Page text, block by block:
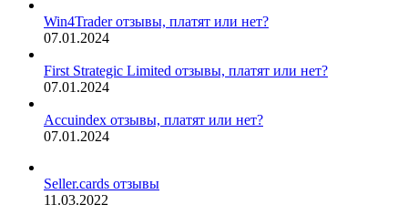
Win4Trader отзывы, платят или нет?
07.01.2024
First Strategic Limited отзывы, платят или нет?
07.01.2024
Accuindex отзывы, платят или нет?
07.01.2024
Seller.cards отзывы
11.03.2022